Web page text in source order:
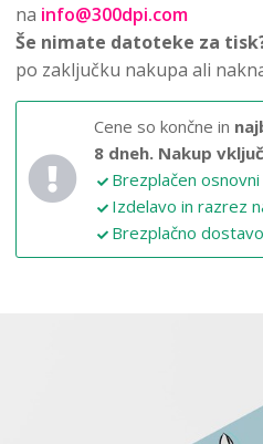
na info@300dpi.com
Še nimate datoteke za
po zaključku nakupa ali
Cene so končne in
8 dneh. Nakup
Brezplačen
Izdelavo in razrez
Brezplačno